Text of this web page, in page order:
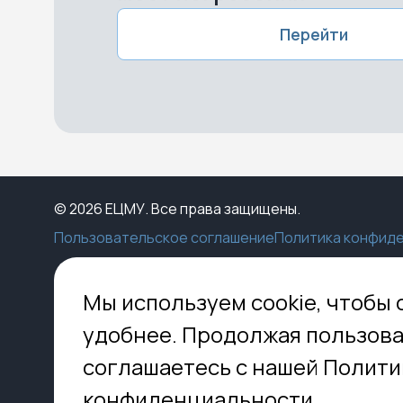
Перейти
© 2026 ЕЦМУ. Все права защищены.
Пользовательское соглашениеПолитика
Каталог Конструктор
Блог
Помощь
Контакты
Пункты выдачи
Оплата
Установка
Гид по кладбищам
8
Мы используем cookie, чтобы
удобнее. Продолжая
соглашаетесь с нашей